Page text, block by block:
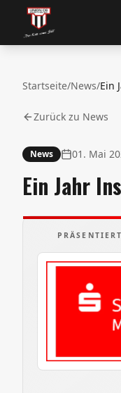
Startseite/News/Ein
Zurück zu News
News 01. Mai
Ein Jahr